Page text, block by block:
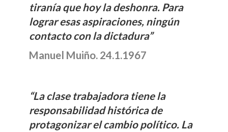
tiranía que hoy la deshonra. Para
lograr esas aspiraciones, ningún
contacto con la dictadura”
Manuel Muiño. 24.1.1967
“La clase trabajadora tiene la
responsabilidad histórica de
protagonizar el cambio político. La